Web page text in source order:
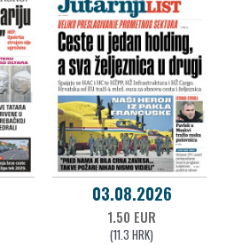
03.08.2026
1.50 EUR
(11.3 HRK)